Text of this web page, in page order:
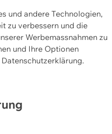
und andere Technologien,
zu verbessern und die
Werbemassnahmen zu
und Ihre Optionen
Datenschutzerklärung.